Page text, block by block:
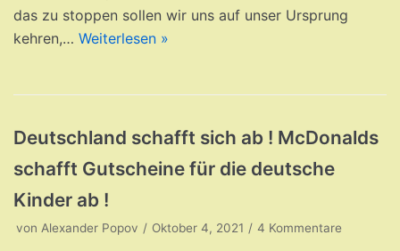
das zu stoppen sollen wir uns auf unser Ursprung
kehren,… Weiterlesen »
Deutschland schafft sich ab ! McDonalds
schafft Gutscheine für die deutsche
Kinder ab !
von Alexander Popov Oktober 4, 2021 4 Kommentare